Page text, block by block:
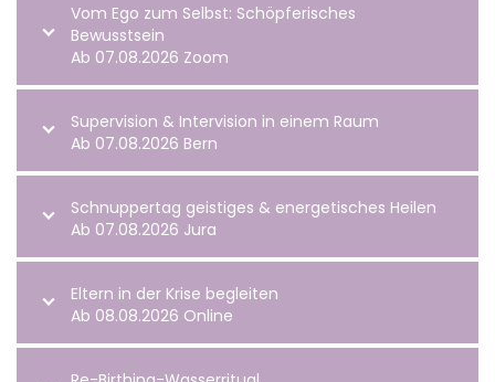
Vom Ego zum Selbst: Schöpferisches
Bewusstsein
Ab 07.08.2026 Zoom
Supervision & Intervision in einem Raum
Ab 07.08.2026 Bern
Schnuppertag geistiges & energetisches Heilen
Ab 07.08.2026 Jura
Eltern in der Krise begleiten
Ab 08.08.2026 Online